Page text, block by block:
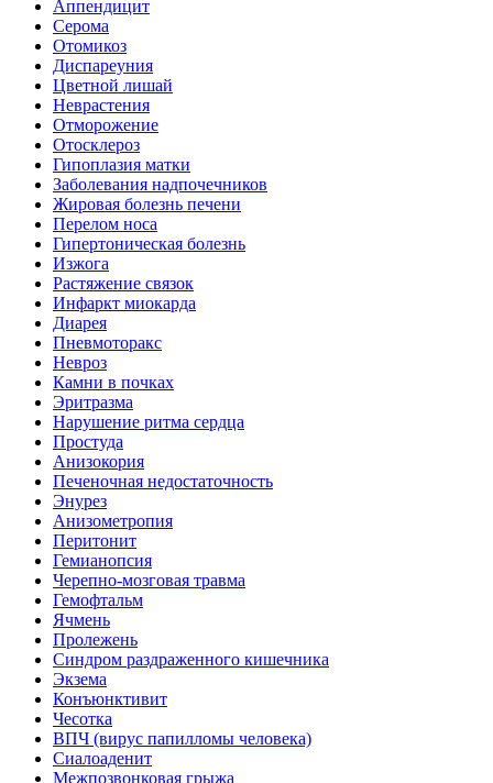
Аппендицит
Серома
Отомикоз
Диспареуния
Цветной лишай
Неврастения
Отморожение
Отосклероз
Гипоплазия матки
Заболевания надпочечников
Жировая болезнь печени
Перелом носа
Гипертоническая болезнь
Изжога
Растяжение связок
Инфаркт миокарда
Диарея
Пневмоторакс
Невроз
Камни в почках
Эритразма
Нарушение ритма сердца
Простуда
Анизокория
Печеночная недостаточность
Энурез
Анизометропия
Перитонит
Гемианопсия
Черепно-мозговая травма
Гемофтальм
Ячмень
Пролежень
Синдром раздраженного кишечника
Экзема
Конъюнктивит
Чесотка
ВПЧ (вирус папилломы человека)
Сиалоаденит
Межпозвонковая грыжа